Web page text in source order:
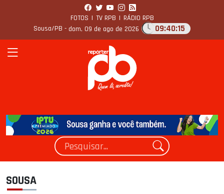
FOTOS | TV RPB | RÁDIO RPB
Sousa/PB - dom, 09 de ago de 2026 09:40:16
SOUSA